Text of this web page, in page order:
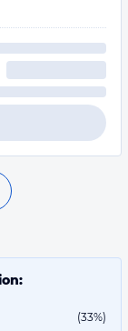
(33%)